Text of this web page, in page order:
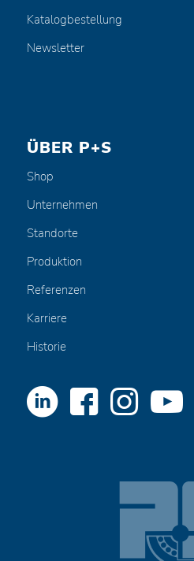
Katalogbestellung
Newsletter
ÜBER P+S
Shop
Unternehmen
Standorte
Produktion
Referenzen
Karriere
Historie